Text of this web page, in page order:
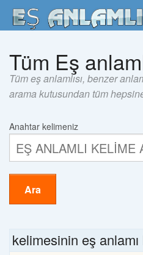
Tüm Eş
Tüm eş anlamlısı, benzer
arama kutusundan tüm
Anahtar kelimeniz
Ara
kelimesinin eş anlamı